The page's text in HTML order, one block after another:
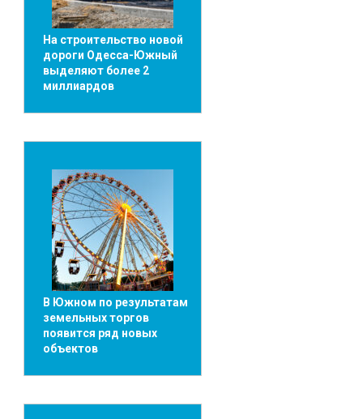
На строительство новой
дороги Одесса-Южный
выделяют более 2
миллиардов
В Южном по результатам
земельных торгов
появится ряд новых
объектов